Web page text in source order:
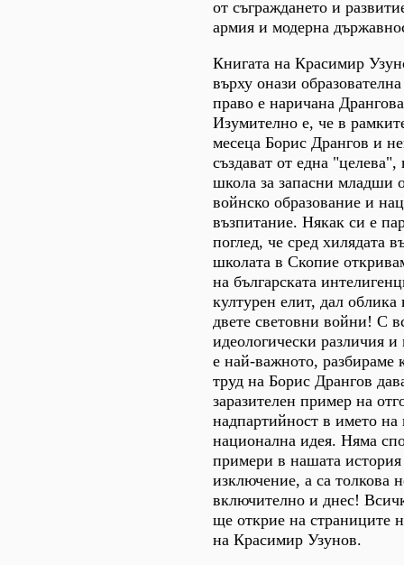
от съграждането и
армия и модерна
Книгата на Красимир
върху онази
право е наричана
Изумително е, че в
месеца Борис Дрангов и
създават от една
школа за запасни младши
войнско образование и
възпитание. Някак си е
поглед, че сред хилядата
школата в Скопие
на българската
културен елит, дал
двете световни войни! С
идеологически различия
е най-важното, разбираме
труд на Борис Дрангов
заразителен пример на
надпартийност в името на
национална идея. Няма
примери в нашата история
изключение, а са толкова
включително и днес!
ще открие на страниците
на Красимир Узунов.